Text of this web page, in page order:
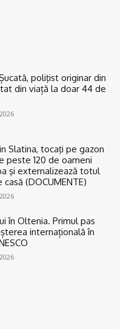
poliţist originar din
din viață la doar 44 de
Slatina, tocaţi pe gazon
peste 120 de oameni
şi externalizează totul
(DOCUMENTE)
în Oltenia. Primul pas
internațională în